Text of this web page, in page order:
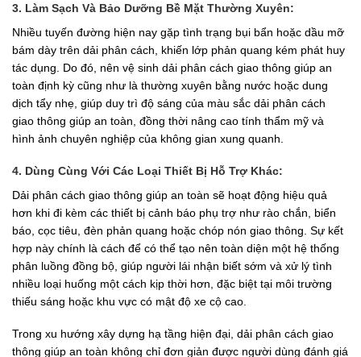
3. Làm Sạch Và Bảo Dưỡng Bề Mặt Thường Xuyên:
Nhiều tuyến đường hiện nay gặp tình trạng bụi bẩn hoặc dầu mỡ
bám dày trên dải phân cách, khiến lớp phản quang kém phát huy
tác dụng. Do đó, nên vệ sinh dải phân cách giao thông giúp an
toàn định kỳ cũng như là thường xuyên bằng nước hoặc dung
dịch tẩy nhẹ, giúp duy trì độ sáng của màu sắc dải phân cách
giao thông giúp an toàn, đồng thời nâng cao tính thẩm mỹ và
hình ảnh chuyên nghiệp của không gian xung quanh.
4. Dùng Cùng Với Các Loại Thiết Bị Hỗ Trợ Khác:
Dải phân cách giao thông giúp an toàn sẽ hoạt động hiệu quả
hơn khi đi kèm các thiết bị cảnh báo phụ trợ như rào chắn, biển
báo, cọc tiêu, đèn phản quang hoặc chóp nón giao thông. Sự kết
hợp này chính là cách để có thể tạo nên toàn diện một hệ thống
phân luồng đồng bộ, giúp người lái nhận biết sớm và xử lý tình
nhiều loại huống một cách kịp thời hơn, đặc biệt tại môi trường
thiếu sáng hoặc khu vực có mật độ xe cộ cao.
Trong xu hướng xây dựng hạ tầng hiện đại, dải phân cách giao
thông giúp an toàn không chỉ đơn giản được người dùng đánh giá